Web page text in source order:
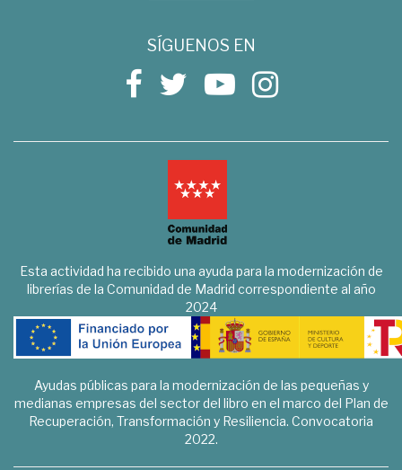
SÍGUENOS EN
Esta actividad ha recibido una ayuda para la modernización de
librerías de la Comunidad de Madrid correspondiente al año
2024
Ayudas públicas para la modernización de las pequeñas y
medianas empresas del sector del libro en el marco del Plan de
Recuperación, Transformación y Resiliencia. Convocatoria
2022.